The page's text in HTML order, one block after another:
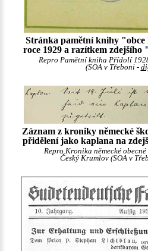
Stránka pamětní knihy
roce 1929 a razítkem
Repro Pamětní kniha Přídolí
(SOA v Třeboni -
Záznam z kroniky německé
přidělení jako kaplana na
Repro Kronika německé
Český Krumlov (SOA v